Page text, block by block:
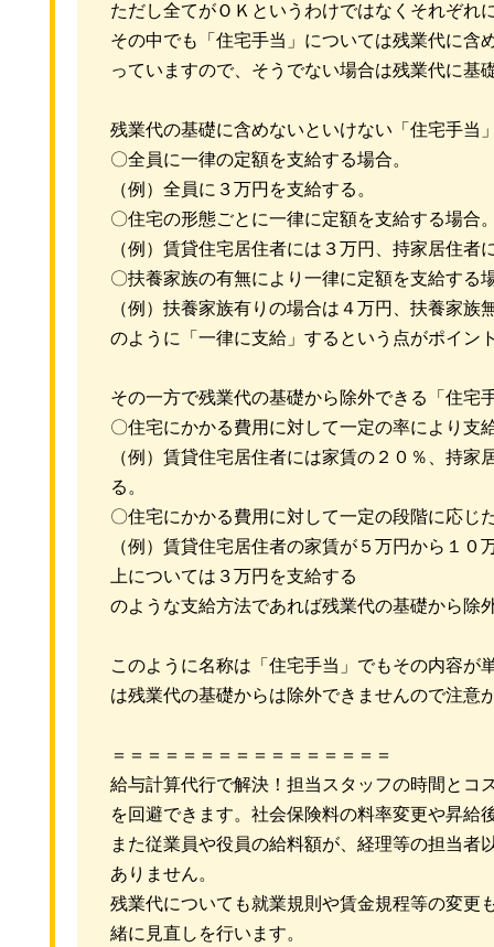
ただし全てがＯＫというわけではなくそれぞれ
その中でも「住宅手当」については残業代に含
っていますので、そうでない場合は残業代に基
残業代の基礎に含めないといけない「住宅手当
〇全員に一律の定額を支給する場合。
（例）全員に３万円を支給する。
〇住宅の形態ごとに一律に定額を支給する場合
（例）賃貸住宅居住者には３万円、持家居住者
〇扶養家族の有無により一律に定額を支給する
（例）扶養家族有りの場合は４万円、扶養家族
のように「一律に支給」するという点がポイン
その一方で残業代の基礎から除外できる「住宅
〇住宅にかかる費用に対して一定の率により支
（例）賃貸住宅居住者には家賃の２０％、持
る。
〇住宅にかかる費用に対して一定の段階に応じ
（例）賃貸住宅居住者の家賃が５万円から１
上については３万円を支給する
のような支給方法であれば残業代の基礎から除
このように名称は「住宅手当」でもその内容が
は残業代の基礎からは除外できませんので注意
＝＝＝＝＝＝＝＝＝＝＝＝＝＝＝＝
給与計算代行で解決！担当スタッフの時間とコ
を回避できます。社会保険料の料率変更や昇給
また従業員や役員の給料額が、経理等の担当者
ありません。
残業代についても就業規則や賃金規程等の変更
緒に見直しを行います。